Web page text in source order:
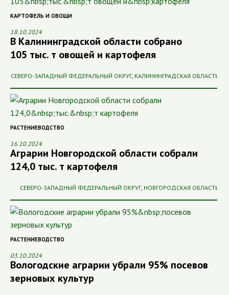
КАРТОФЕЛЬ И ОВОЩИ
18.10.2024
В Калининградской области собрано
105 тыс. т овощей и картофеля
СЕВЕРО-ЗАПАДНЫЙ ФЕДЕРАЛЬНЫЙ ОКРУГ, КАЛИНИНГРАДСКАЯ ОБЛАСТЬ
РАСТЕНИЕВОДСТВО
16.10.2024
Аграрии Новгородской области собрали
124,0 тыс. т картофеля
СЕВЕРО-ЗАПАДНЫЙ ФЕДЕРАЛЬНЫЙ ОКРУГ, НОВГОРОДСКАЯ ОБЛАСТЬ
РАСТЕНИЕВОДСТВО
03.10.2024
Вологодские аграрии убрали 95% посевов
зерновых культур